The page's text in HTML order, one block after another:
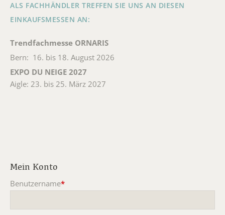
ALS FACHHÄNDLER TREFFEN SIE UNS AN DIESEN
EINKAUFSMESSEN AN:
Trendfachmesse ORNARIS
Bern: 16. bis 18. August 2026
EXPO DU NEIGE 2027
Aigle: 23. bis 25. März 2027
Mein Konto
Benutzername*